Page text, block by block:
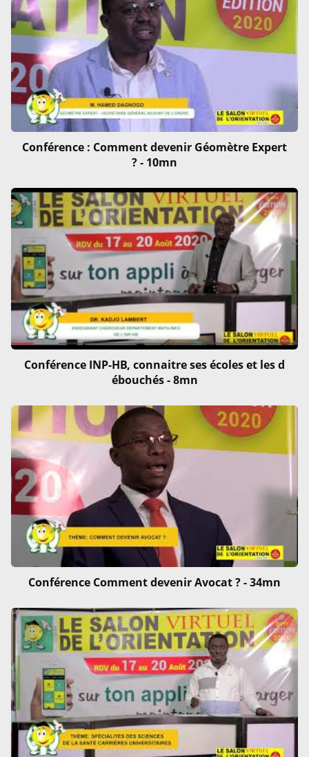
Conférence : Comment devenir Géomètre Expert
? - 10mn
Conférence INP-HB, connaitre ses écoles et les d
ébouchés - 8mn
Conférence Comment devenir Avocat ? - 34mn